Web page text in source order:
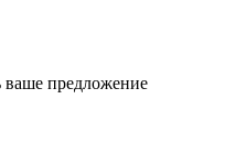
ваше предложение